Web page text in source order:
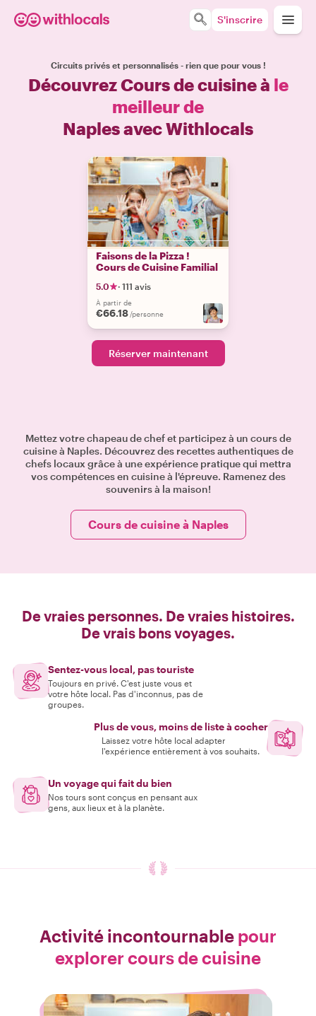
S'inscrire
Circuits privés et personnalisés - rien que pour vous !
Découvrez Cours de cuisine à le
meilleur de
Naples avec Withlocals
Faisons de la Pizza !
Cours de Cuisine Familial
5.0 · 111 avis
À partir de
€66.18 /personne
Réserver maintenant
Mettez votre chapeau de chef et participez à un cours de
cuisine à Naples. Découvrez des recettes authentiques de
chefs locaux grâce à une expérience pratique qui mettra
vos compétences en cuisine à l'épreuve. Ramenez des
souvenirs à la maison!
Cours de cuisine à Naples
De vraies personnes. De vraies histoires.
De vrais bons voyages.
Sentez-vous local, pas touriste
Toujours en privé. C'est juste vous et
votre hôte local. Pas d'inconnus, pas de
groupes.
Plus de vous, moins de liste à cocher
Laissez votre hôte local adapter
l'expérience entièrement à vos souhaits.
Un voyage qui fait du bien
Nos tours sont conçus en pensant aux
gens, aux lieux et à la planète.
Activité incontournable pour
explorer cours de cuisine